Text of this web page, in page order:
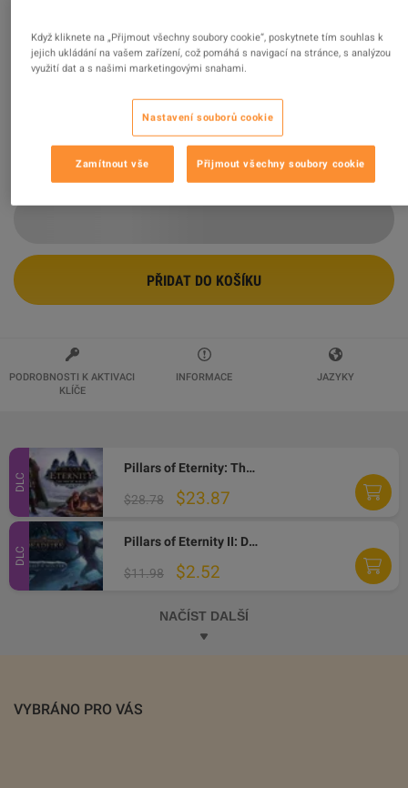
Pillars of Eternity II: Deadfire - Season
Pass Steam Altergift
$12.92 -57%
$29.98
PŘIDAT DO KOŠÍKU
PODROBNOSTI K AKTIVACI
KLÍČE
INFORMACE JAZYKY
DLC
Pillars of Eternity: The White March Expansion Pass Steam Gift
$28.78 $23.87
DLC
Pillars of Eternity II: Deadfire - Beast of Winter DLC Steam CD Key
$11.98 $2.52
NAČÍST DALŠÍ
VYBRÁNO PRO VÁS
Když kliknete na „Přijmout všechny soubory cookie“, poskytnete tím souhlas k
jejich ukládání na vašem zařízení, což pomáhá s navigací na stránce, s analýzou
využití dat a s našimi marketingovými snahami.
Nastavení souborů cookie
Zamítnout vše Přijmout všechny soubory cookie